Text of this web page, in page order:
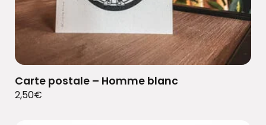
Carte postale – Homme blanc
2,50€